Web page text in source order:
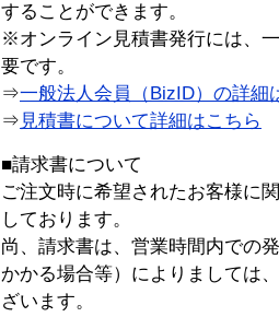
することができます。
※オンライン見積書発行には、
要です。
⇒一般法人会員（BizID）の詳細
⇒ 見積書について詳細はこちら
■請求書について
ご注文時に希望されたお客様に
しております。
尚、請求書は、営業時間内での
かかる場合等）によりましては
ざいます。